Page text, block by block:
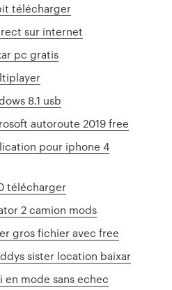
télécharger
sur internet
pc gratis
8.1 usb
autoroute 2019 free
pour iphone 4
télécharger
2 camion mods
gros fichier avec free
sister location baixar
en mode sans echec